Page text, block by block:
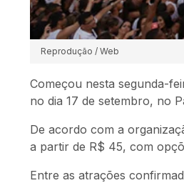
Reprodução / Web
Começou nesta segunda-
no dia 17 de setembro, no
De acordo com a
a partir de R$ 45, com
Entre as atrações